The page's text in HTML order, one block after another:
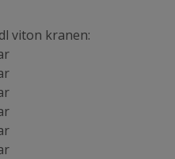
viton kranen: